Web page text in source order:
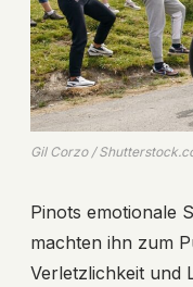
Gil Corzo /
Pinots emotionale
machten ihn zum
Verletzlichkeit und